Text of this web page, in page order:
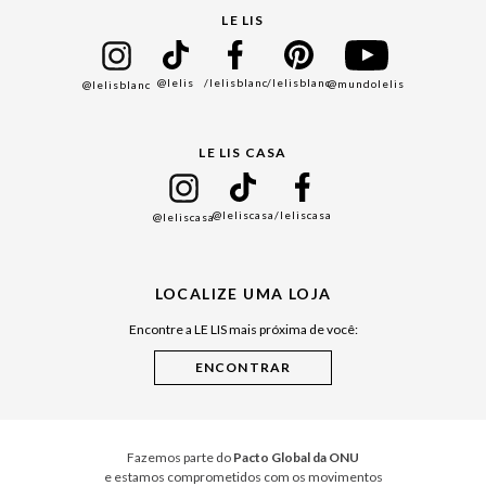
Black Friday
Cuidados Casa
LE LIS
@lelisblanc @lelis /lelisblanc/lelisblanc@mundolelis
LE LIS CASA
@leliscasa@leliscasa/leliscasa
LOCALIZE UMA LOJA
Encontre a LE LIS mais próxima de você:
Fazemos parte do Pacto Global da ONU
e estamos comprometidos com os movimentos